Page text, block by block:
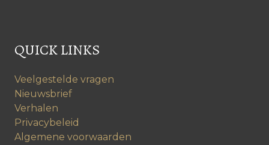
QUICK LINKS
Veelgestelde vragen
Nieuwsbrief
Verhalen
Privacybeleid
Algemene voorwaarden